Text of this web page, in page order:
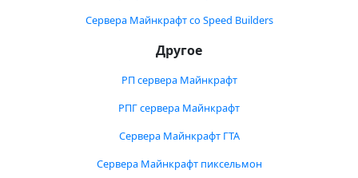
Сервера Майнкрафт со Speed Builders
Другое
РП сервера Майнкрафт
РПГ сервера Майнкрафт
Сервера Майнкрафт ГТА
Сервера Майнкрафт пиксельмон